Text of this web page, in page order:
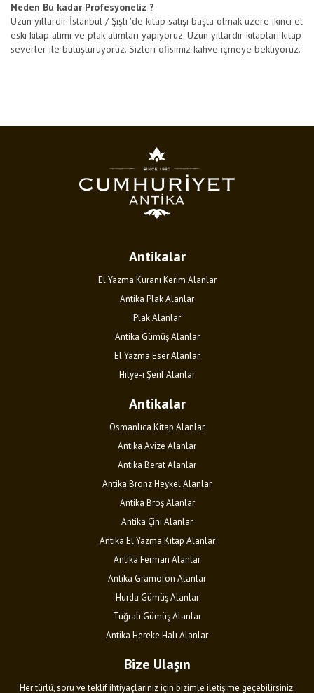
Neden Bu kadar Profesyoneliz ?
Uzun yıllardır İstanbul / Şişli 'de kitap satışı başta olmak üzere ikinci el
eski kitap alımı ve plak alımları yapıyoruz. Uzun yıllardır kitapları kitap
severler ile buluşturuyoruz. Sizleri ofisimiz kahve içmeye bekliyoruz.
Antikalar
El Yazma Kuranı Kerim Alanlar
Antika Plak Alanlar
Plak Alanlar
Antika Gümüş Alanlar
El Yazma Eser Alanlar
Hilye-i Şerif Alanlar
Antikalar
Osmanlıca Kitap Alanlar
Antika Avize Alanlar
Antika Berat Alanlar
Antika Bronz Heykel Alanlar
Antika Broş Alanlar
Antika Çini Alanlar
Antika El Yazma Kitap Alanlar
Antika Ferman Alanlar
Antika Gramofon Alanlar
Hurda Gümüş Alanlar
Tuğralı Gümüş Alanlar
Antika Hereke Halı Alanlar
Bize Ulaşın
Her türlü, soru ve teklif ihtiyaçlarınız için bizimle iletişime geçebilirsiniz.